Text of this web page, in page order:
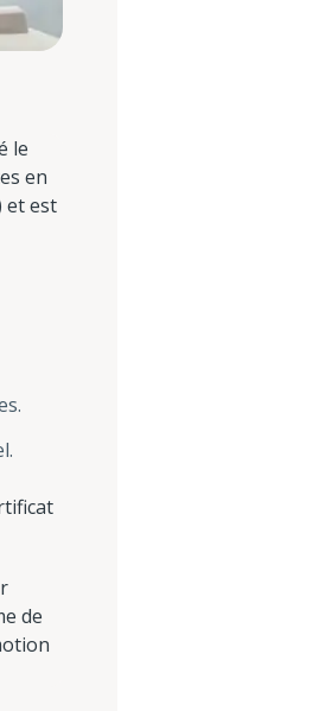
le
en
et est
de